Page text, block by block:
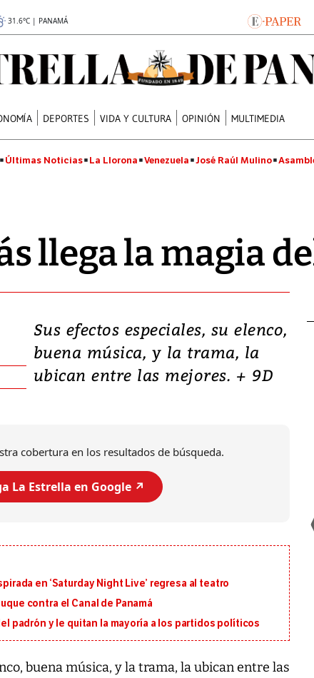
31.6°C | PANAMÁ
DEPORTES VIDA Y CULTURA OPINIÓN MULTIMEDIA
Últimas Noticias La Llorona Venezuela José Raúl Mulino
llega la magia
Sus efectos especiales, su elenco,
buena música, y la trama, la
ubican entre las mejores. + 9D
cobertura en los resultados de búsqueda.
La Estrella en Google ↗️
en ‘Saturday Night Live’ regresa al teatro
contra el Canal de Panamá
padrón y le quitan la mayoría a los partidos políticos
buena música, y la trama, la ubican entre las
Video, Japón: Terremoto
deja heridos y graves
daños en Kumamoto
Un fuerte terremoto de magnitud
julio en la prefectura de Kumamoto,
al sur de Japón, provocando una
emergencia de gran